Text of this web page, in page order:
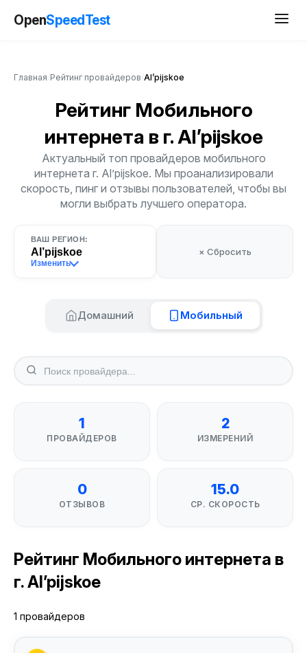
OpenSpeedTest
Главная Рейтинг провайдеров Al’pijskoe
Рейтинг Мобильного
интернета в г. Al’pijskoe
Актуальный топ провайдеров мобильного
интернета г. Al’pijskoe. Мы проанализировали
скорость, пинг и отзывы пользователей, чтобы вы
могли выбрать лучшего оператора.
ВАШ РЕГИОН:
Al’pijskoe
Изменить
× Сбросить
Домашний Мобильный
1
ПРОВАЙДЕРОВ
2
ИЗМЕРЕНИЙ
0
ОТЗЫВОВ
15.0
СР. СКОРОСТЬ
Рейтинг Мобильного интернета в
г. Al’pijskoe
1 провайдеров